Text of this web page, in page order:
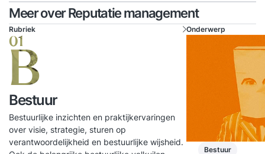
Meer over Reputatie management
Rubriek
01
B
Bestuur
Bestuurlijke inzichten en praktijkervaringen
over visie, strategie, sturen op
verantwoordelijkheid en bestuurlijke wijsheid.
Onderwerp
Bestuur